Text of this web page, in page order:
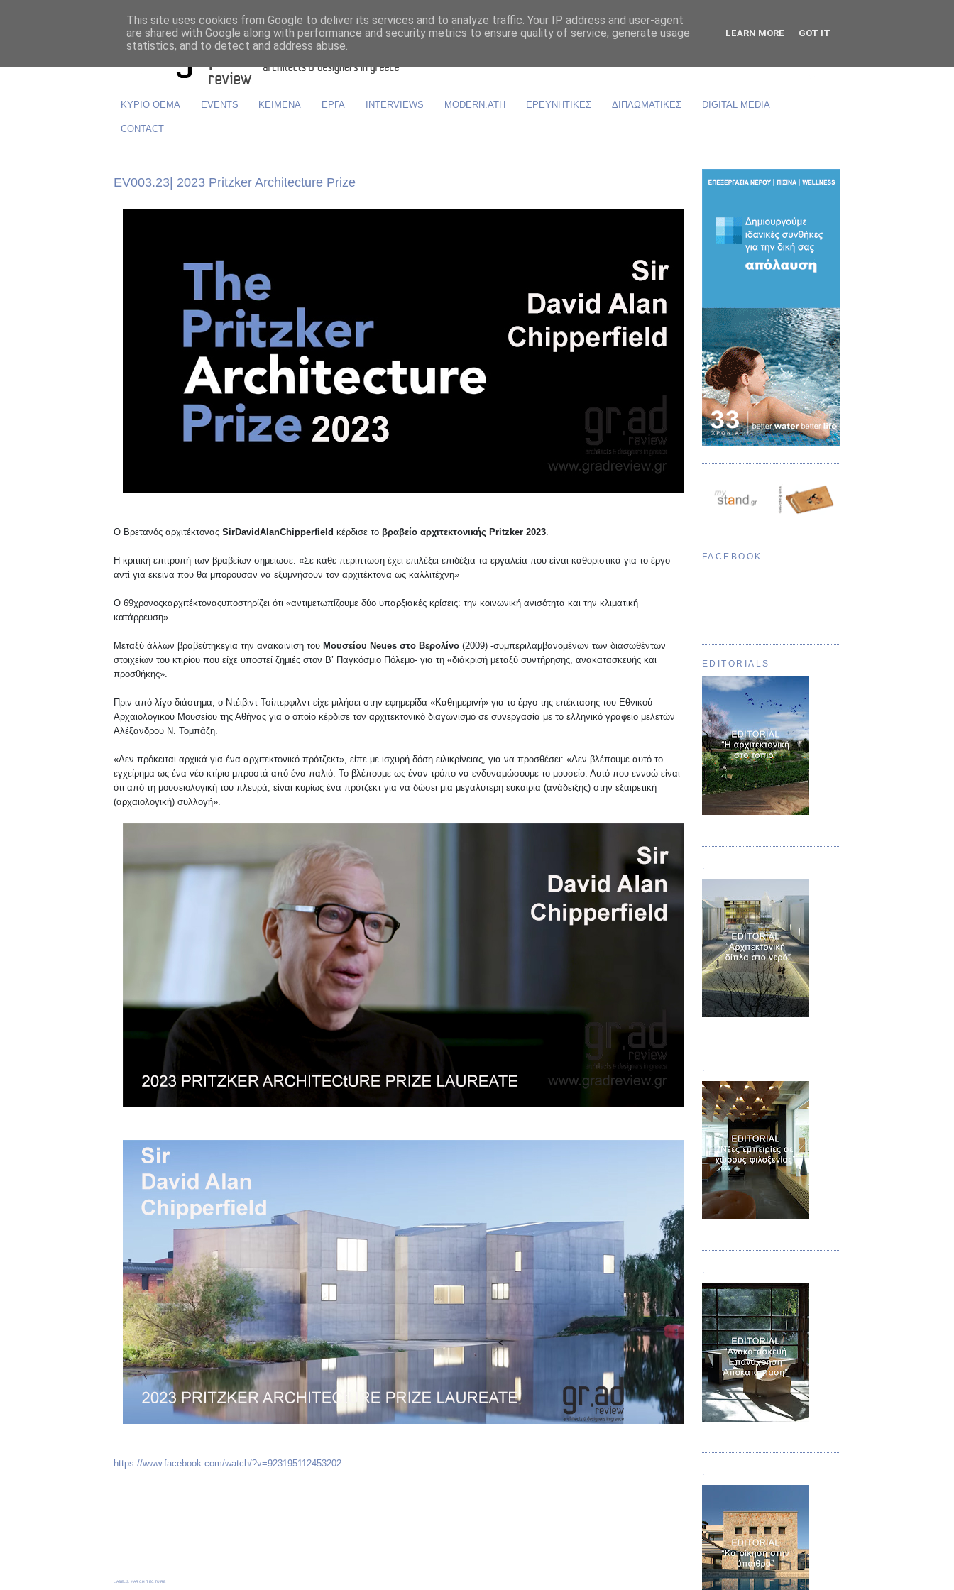
ΚΥΡΙΟ ΘΕΜΑ EVENTS ΚΕΙΜΕΝΑ ΕΡΓΑ INTERVIEWS MODERN.ATH ΕΡΕΥΝΗΤΙΚΕΣ ΔΙΠΛΩΜΑΤΙΚΕΣ DIGITAL MEDIA
CONTACT
EV003.23| 2023 Pritzker Architecture Prize
Ο Βρετανός αρχιτέκτονας SirDavidAlanChipperfield κέρδισε το βραβείο αρχιτεκτονικής Pritzker 2023
Η κριτική επιτροπή των βραβείων σημείωσε: «Σε κάθε περίπτωση έχει επιλέξει επιδέξια τα εργαλεία που είναι καθοριστικά για το έργο
αντί για εκείνα που θα μπορούσαν να εξυμνήσουν τον αρχιτέκτονα ως καλλιτέχνη»
O 69χρονοςκαρχιτέκτοναςυποστηρίζει ότι «αντιμετωπίζουμε δύο υπαρξιακές κρίσεις: την κοινωνική ανισότητα και την κλιματική
κατάρρευση».
Μεταξύ άλλων βραβεύτηκεγια την ανακαίνιση του Μουσείου Neues στο Βερολίνο (2009) -συμπεριλαμβανομένων των διασωθέντων
στοιχείων του κτιρίου που είχε υποστεί ζημιές στον Β’ Παγκόσμιο Πόλεμο- για τη «διάκρισή μεταξύ συντήρησης, ανακατασκευής και
προσθήκης».
Πριν από λίγο διάστημα, ο Ντέιβιντ Τσίπερφιλντ είχε μιλήσει στην εφημερίδα «Καθημερινή» για το έργο της επέκτασης του Εθνικού
Αρχαιολογικού Μουσείου της Αθήνας για ο οποίο κέρδισε τον αρχιτεκτονικό διαγωνισμό σε συνεργασία με το ελληνικό γραφείο μελετών
Αλέξανδρου Ν. Τομπάζη.
«Δεν πρόκειται αρχικά για ένα αρχιτεκτονικό πρότζεκτ», είπε με ισχυρή δόση ειλικρίνειας, για να προσθέσει: «Δεν βλέπουμε αυτό το
εγχείρημα ως ένα νέο κτίριο μπροστά από ένα παλιό. Το βλέπουμε ως έναν τρόπο να ενδυναμώσουμε το μουσείο. Αυτό που εννοώ είναι
ότι από τη μουσειολογική του πλευρά, είναι κυρίως ένα πρότζεκτ για να δώσει μια μεγαλύτερη ευκαιρία (ανάδειξης) στην εξαιρετική
(αρχαιολογική) συλλογή».
https://www.facebook.com/watch/?v=923195112453202
LABELS: #ARCHITECTURE
FACEBOOK
EDITORIALS
.
.
.
This site uses cookies from Google to deliver its services and to analyze traffic. Your IP address and user-agent
are shared with Google along with performance and security metrics to ensure quality of service, generate usage
statistics, and to detect and address abuse.
LEARN MORE GOT IT